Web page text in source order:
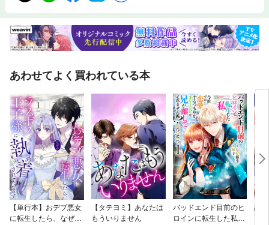
あわせてよく買われている本
【単行本】おデブ悪女
に転生したら、なぜか
【タテヨミ】あなたは
もういりません
バッドエンド目前のヒ
ロインに転生した私、
結